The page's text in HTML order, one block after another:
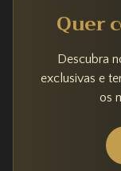
Quer
Descubra
exclusivas e
os